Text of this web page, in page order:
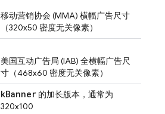
移动营销协会 (MMA) 横幅广告尺寸
（320x50 密度无关像素）
美国互动广告局 (IAB) 全横幅广告尺
寸（468x60 密度无关像素）
kBanner 的加长版本，通常为
320x100